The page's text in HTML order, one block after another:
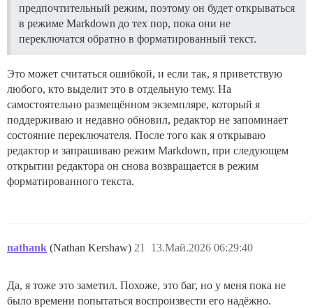
предпочтительный режим, поэтому он будет открываться
в режиме Markdown до тех пор, пока они не
переключатся обратно в форматированный текст.
Это может считаться ошибкой, и если так, я приветствую
любого, кто выделит это в отдельную тему. На
самостоятельно размещённом экземпляре, который я
поддерживаю и недавно обновил, редактор не запоминает
состояние переключателя. После того как я открываю
редактор и запрашиваю режим Markdown, при следующем
открытии редактора он снова возвращается в режим
форматированного текста.
nathank (Nathan Kershaw) 13.Май.2026 06:29:40
21
Да, я тоже это заметил. Похоже, это баг, но у меня пока не
было времени попытаться воспроизвести его надёжно.